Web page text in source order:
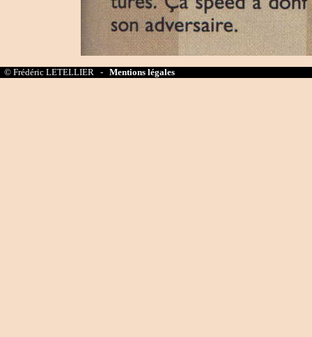
© Frédéric LETELLIER - Mentions légales